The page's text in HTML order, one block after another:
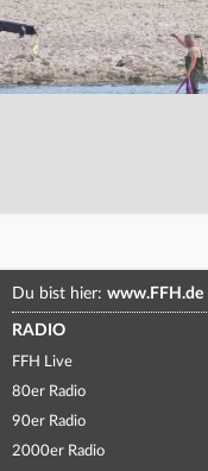
Du bist hier: www.FFH.de
RADIO
FFH Live
80er Radio
90er Radio
2000er Radio